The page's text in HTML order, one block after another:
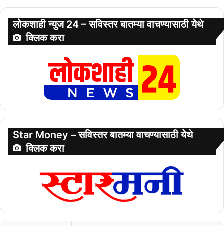
लोकशाही न्युज 24 – सविस्तर बातम्या वाचण्यासाठी येथे
क्लिक करा
Star Money – सविस्तर बातम्या वाचण्यासाठी येथे
क्लिक करा